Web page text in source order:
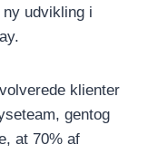
udvikling i
klienter
gentog
at 70% af